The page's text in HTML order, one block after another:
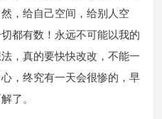
，给自己空间，给别人空
都有数！永远不可能以我的
，真的要快快改改，不能一
，终究有一天会很惨的，早
了。